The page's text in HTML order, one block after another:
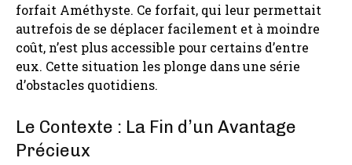
forfait Améthyste. Ce forfait, qui leur permettait
autrefois de se déplacer facilement et à moindre
coût, n’est plus accessible pour certains d’entre
eux. Cette situation les plonge dans une série
d’obstacles quotidiens.
Le Contexte : La Fin d’un Avantage
Précieux